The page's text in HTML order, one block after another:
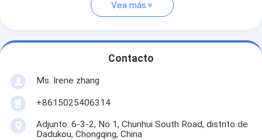
Vea más
Contacto
Ms. Irene zhang
+8615025406314
Adjunto: 6-3-2, No 1, Chunhui South Road, distrito de
Dadukou, Chongqing, China